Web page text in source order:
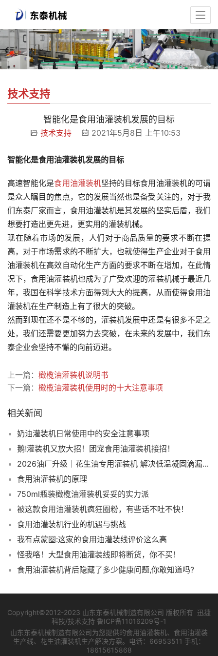
技术支持
智能化是食用油灌装机发展的目标
技术支持 2021年5月8日 上午10:53
智能化是食用油灌装机发展的目标
高速智能化是食用油灌装机坚持的目标食用油灌装机的可谓
是众人瞩目的焦点，它的发展当然也是备受关注的，对于我
们东泰厂家而言，食用油灌装机是其发展的坚实后盾，我们
想要打造出更先进，更实用的灌装机械。
现在随着市场的发展，人们对于商品质量的要求不断在提
高，对于市场需求的不断扩大，也就使得生产企业对于食用
油灌装机在高效自动化生产方面的要求不断在增加，在此情
况下，食用油灌装机也成为了广受欢迎的灌装机械于最近几
年，我国在科学技术方面得到大大的提高，从而使得食用油
灌装机在生产制造上有了很大的突破。
然而到现在还不是不够的，灌装机发展中还是有很多不足之
处，我们还需要更加努力去突破，在未来的发展中，我们东
泰企业会坚持不懈的向前迈进。
上一篇： 橄榄油灌装机说明书
下一篇： 橄榄油灌装机使用时的十大注意事项
相关新闻
奶油灌装机日常使用中的安全注意事项
鹅!灌装机又放大招！团宠食用油灌装机接招！
2026油厂升级｜花生油专用灌装机 解决低温凝固滴漏计量难题
食用油灌装机的原理
750ml瓶装橄榄油灌装机妥妥的实力派
被这款食用油灌装机疯狂圈粉，有些话不吐不快！
食用油灌装机行业的机遇与挑战
我有点蒙圈:这家的食用油灌装线评价这么高
怪我咯！大型食用油灌装线即将断货，你不买！
食用油灌装机背后隐藏了多少健康问题,你敢知道吗?
Copyright©2012-2023 山东东泰机械制造有限公司 版权所有 迅捷
科技/技术支持 鲁ICP备11016209号-1
山东东泰机械制造有限公司为您提供的食用油灌装机、食用油灌装
生产线、花生油灌装机生产解决方案。电话：66953511 手机：
18615615868